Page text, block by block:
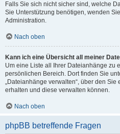
Falls Sie sich nicht sicher sind, welche
Sie Unterstützung benötigen, wenden
Administration.
Nach oben
Kann ich eine Übersicht all meiner
Um eine Liste all Ihrer Dateianhänge zu
persönlichen Bereich. Dort finden Sie
„Dateianhänge verwalten“, über den
erhalten und diese verwalten können.
Nach oben
phpBB betreffende Fragen